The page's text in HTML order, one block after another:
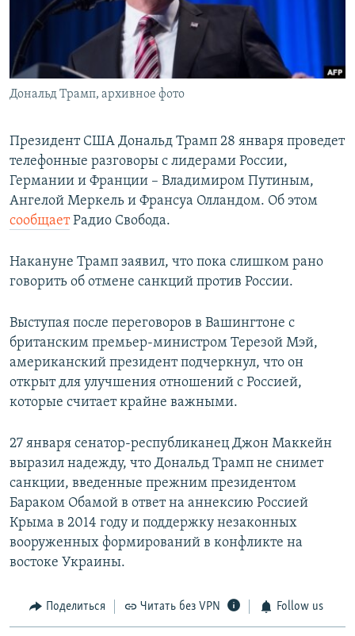
ПОБЕДИТЕЛЕЙ НЕ СУДЯТ?
КРЫМ.НЕПОКОРЕННЫЙ
ELIFBE
УКРАИНСКАЯ ПРОБЛЕМА КРЫМА
ПРИСОЕДИНЯЙТЕСЬ!
Дональд Трамп, архивное фото
Президент США Дональд Трамп 28 января проведет
телефонные разговоры с лидерами России,
Германии и Франции – Владимиром Путиным,
Ангелой Меркель и Франсуа Олландом. Об этом
сообщаетРадио Свобода.
Накануне Трамп заявил, что пока слишком рано
говорить об отмене санкций против России.
Выступая после переговоров в Вашингтоне с
британским премьер-министром Терезой Мэй,
американский президент подчеркнул, что он
открыт для улучшения отношений с Россией,
которые считает крайне важными.
27 января сенатор-республиканец Джон Маккейн
выразил надежду, что Дональд Трамп не снимет
санкции, введенные прежним президентом
Бараком Обамой в ответ на аннексию Россией
Крыма в 2014 году и поддержку незаконных
вооруженных формирований в конфликте на
востоке Украины.
Поделиться Читать без VPN Follow us